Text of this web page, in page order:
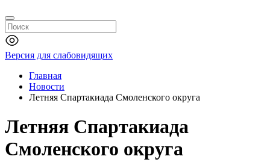
Версия для слабовидящих
Главная
Новости
Летняя Спартакиада Смоленского округа
Летняя Спартакиада
Смоленского округа